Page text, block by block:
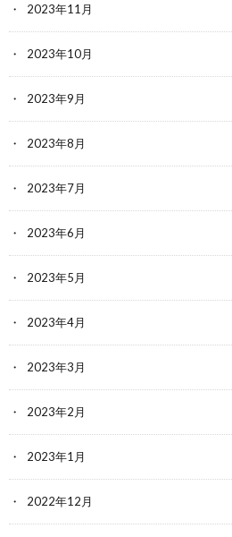
2023年11月
2023年10月
2023年9月
2023年8月
2023年7月
2023年6月
2023年5月
2023年4月
2023年3月
2023年2月
2023年1月
2022年12月